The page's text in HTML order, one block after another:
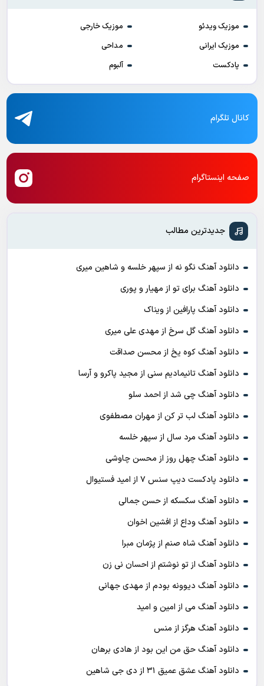
موزیک ویدئو
موزیک خارجی
موزیک ایرانی
مداحی
پادکست
آلبوم
کانال تلگرام
صفحه اینستاگرام
جدیدترین مطالب
دانلود آهنگ نگو نه از سپهر خلسه و شاهین میری
دانلود آهنگ برای تو از مهیار و پوری
دانلود آهنگ پارافین از ویناک
دانلود آهنگ گل سرخ از مهدی علی میری
دانلود آهنگ کوه یخ از محسن صداقت
دانلود آهنگ تانیمادیم سنی از مجید پاکرو و آرسا
دانلود آهنگ چی شد از احمد سلو
دانلود آهنگ لب تر کن از مهران مصطفوی
دانلود آهنگ مرد سال از سپهر خلسه
دانلود آهنگ چهل روز از محسن چاوشی
دانلود پادکست ديپ سنس ۷ از اميد فستيوال
دانلود آهنگ سکسکه از حسن جمالی
دانلود آهنگ وداع از افشين اخوان
دانلود آهنگ شاه صنم از پژمان مبرا
دانلود آهنگ از تو نوشتم از احسان نی زن
دانلود آهنگ دیوونه بودم از مهدی جهانی
دانلود آهنگ می از امین و امید
دانلود آهنگ هرگز از منس
دانلود آهنگ حق من این بود از هادی برهان
دانلود آهنگ عشق عمیق ۳۱ از دی جی شاهین